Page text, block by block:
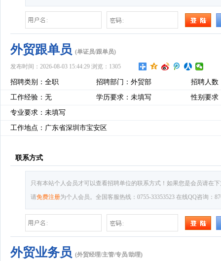
外贸跟单员 (单证员/跟单员)
发布时间：2026-08-03 15:44:29 浏览：1305
招聘类别：全职 招聘部门：外贸部 招聘人数
工作经验：无 学历要求：未填写 性别要求
专业要求：未填写
工作地点：广东省深圳市宝安区
联系方式
只有本站个人会员才可以查看招聘单位的联系方式！如果您是会员请在
请免费注册为个人会员。全国客服热线：0755-33353523 在线QQ咨询：
外贸业务员 (外贸经理/主管/专员/助理)